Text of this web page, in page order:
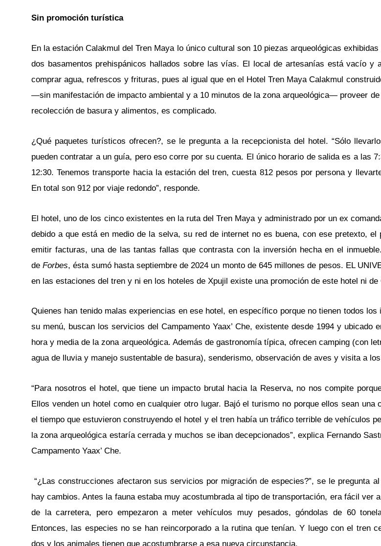
Sin promoción turística
En la estación Calakmul del Tren Maya lo único cultural son 10 piezas arqueológicas
dos basamentos prehispánicos hallados sobre las vías. El local de artesanías está vacío y
comprar agua, refrescos y frituras, pues al igual que en el Hotel Tren Maya Calakmul
—sin manifestación de impacto ambiental y a 10 minutos de la zona arqueológica— proveer
recolección de basura y alimentos, es complicado.
¿Qué paquetes turísticos ofrecen?, se le pregunta a la recepcionista del hotel. “Sólo
pueden contratar a un guía, pero eso corre por su cuenta. El único horario de salida es a las
12:30. Tenemos transporte hacia la estación del tren, cuesta 812 pesos por persona y
En total son 912 por viaje redondo”, responde.
El hotel, uno de los cinco existentes en la ruta del Tren Maya y administrado por un ex
debido a que está en medio de la selva, su red de internet no es buena, con ese pretexto, el
emitir facturas, una de las tantas fallas que contrasta con la inversión hecha en el
deForbes, ésta sumó hasta septiembre de 2024 un monto de 645 millones de pesos. EL
en las estaciones del tren y ni en los hoteles de Xpujil existe una promoción de este hotel ni de
Quienes han tenido malas experiencias en ese hotel, en específico porque no tienen todos
su menú, buscan los servicios del Campamento Yaax’ Che, existente desde 1994 y ubicado
hora y media de la zona arqueológica. Además de gastronomía típica, ofrecen camping (con
agua de lluvia y manejo sustentable de basura), senderismo, observación de aves y visita a
“Para nosotros el hotel, que tiene un impacto brutal hacia la Reserva, no nos compite
Ellos venden un hotel como en cualquier otro lugar. Bajó el turismo no porque ellos sean una
el tiempo que estuvieron construyendo el hotel y el tren había un tráfico terrible de vehículos
la zona arqueológica estaría cerrada y muchos se iban decepcionados”, explica Fernando
Campamento Yaax’ Che.
“¿Las construcciones afectaron sus servicios por migración de especies?”, se le pregunta
hay cambios. Antes la fauna estaba muy acostumbrada al tipo de transportación, era fácil ver
de la carretera, pero empezaron a meter vehículos muy pesados, góndolas de 60
Entonces, las especies no se han reincorporado a la rutina que tenían. Y luego con el tren
dos y los animales tienen que acostumbrarse a esa nueva circunstancia.